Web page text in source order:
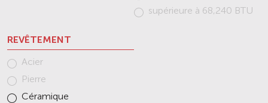
supérieure à 68,240 BTU
REVÊTEMENT
Acier
Pierre
Céramique